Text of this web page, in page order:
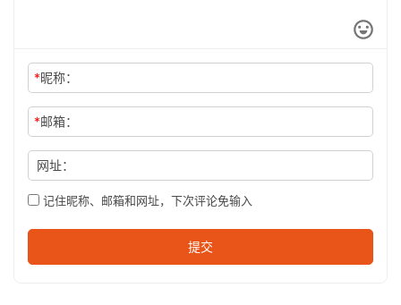
*昵称：
*邮箱：
网址：
记住昵称、邮箱和网址，下次评论免输入
提交